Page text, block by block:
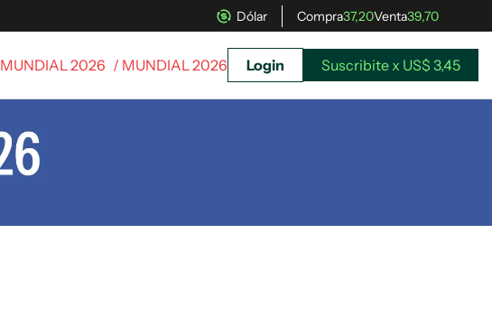
Dólar Compra37,20Venta39,70
MUNDIAL 2026 / MUNDIAL 2026 Login Suscribite x US$ 3,45